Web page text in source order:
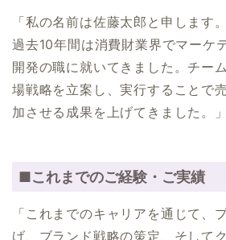
「私の名前は佐藤太郎と申します
過去10年間は消費財業界でマーケ
開発の職に就いてきました。チー
場戦略を立案し、実行することで
加させる成果を上げてきました。」
■これまでのご経験・ご実績
「これまでのキャリアを通じて、
げ、ブランド戦略の策定、そして